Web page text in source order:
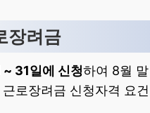
장려금
~ 31일에 신청하여 8월
로장려금 신청자격 요